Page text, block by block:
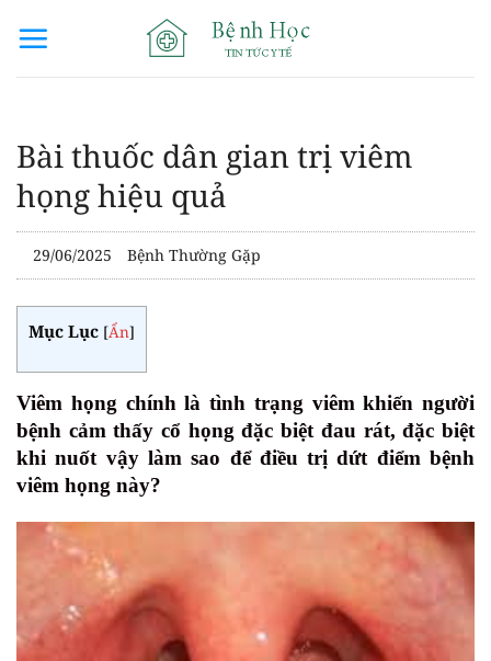
qua
Bài thuốc dân gian trị viêm
họng hiệu quả
29/06/2025 Bệnh Thường Gặp
Mục Lục [Ẩn]
Viêm họng chính là tình trạng viêm khiến người
bệnh cảm thấy cổ họng đặc biệt đau rát, đặc biệt
khi nuốt vậy làm sao để điều trị dứt điểm bệnh
viêm họng này?